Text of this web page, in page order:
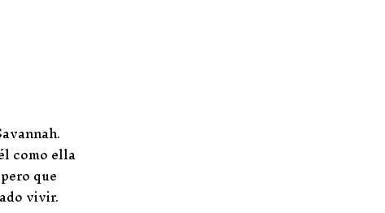
como ella
que
vivir.